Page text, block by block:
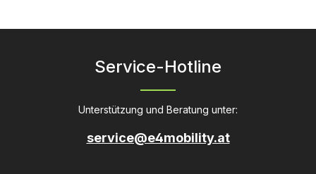
Service-Hotline
Unterstützung und Beratung unter:
service@e4mobility.at